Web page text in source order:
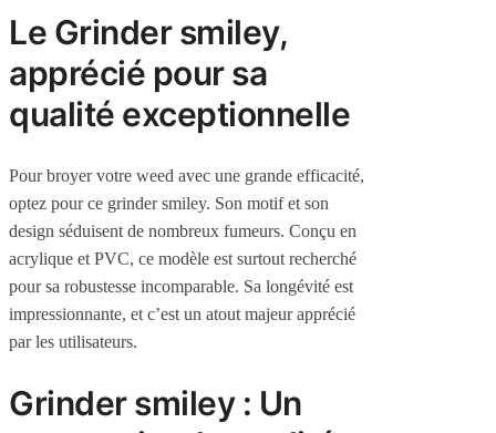
Le Grinder smiley,
apprécié pour sa
qualité exceptionnelle
Pour broyer votre weed avec une grande efficacité,
optez pour ce grinder smiley. Son motif et son
design séduisent de nombreux fumeurs. Conçu en
acrylique et PVC, ce modèle est surtout recherché
pour sa robustesse incomparable. Sa longévité est
impressionnante, et c’est un atout majeur apprécié
par les utilisateurs.
Grinder smiley : Un